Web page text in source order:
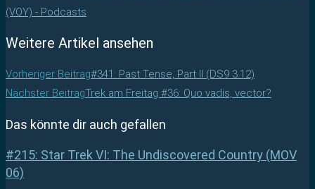
(VOY) - Podcasts
Weitere Artikel ansehen
Vorheriger Beitrag#341: Past Tense, Part II (DS9 3.12)
Nächster BeitragTrek am Freitag #36: Quo vadis, vector?
Das könnte dir auch gefallen
#215: Star Trek VI: The Undiscovered Country (MOV
06)